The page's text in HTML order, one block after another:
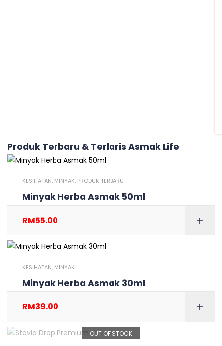
Produk Terbaru & Terlaris Asmak Life
KESIHATAN, MINYAK, PRODUK TERBARU
Minyak Herba Asmak 50ml
RM55.00
KESIHATAN, MINYAK
Minyak Herba Asmak 30ml
RM39.00
OUT OF STOCK